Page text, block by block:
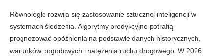
Równolegle rozwija się zastosowanie sztucznej inteligencji w
systemach śledzenia. Algorytmy predykcyjne potrafią
prognozować opóźnienia na podstawie danych historycznych,
warunków pogodowych i natężenia ruchu drogowego. W 2026